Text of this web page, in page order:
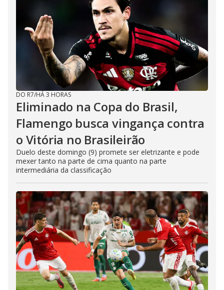
DO R7/HÁ 3 HORAS
Eliminado na Copa do Brasil,
Flamengo busca vingança contra
o Vitória no Brasileirão
Duelo deste domingo (9) promete ser eletrizante e pode
mexer tanto na parte de cima quanto na parte
intermediária da classificação